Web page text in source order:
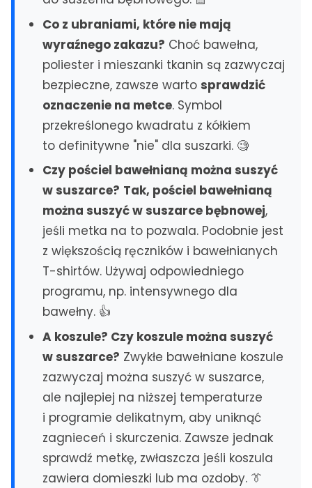
Pruszków
Wołomin
Ząbki
Zielonka
DOLNY ŚLĄSK
Naprawa Zmywarek Wrocław
Serwis AGD Wrocław
Legnica
Bolesławiec
Lubin
Polkowice
POMORZE
Gdańsk
Gdynia
Sopot
Pruszcz Gdański
Koszalin
WIELKOPOLSKA
Poznań
INNE REGIONY
Lublin
Rzeszów
Kielce
Opole
Co z ubraniami, które nie mają
wyraźnego zakazu? Choć bawełna,
poliester i mieszanki tkanin są zazwyczaj
bezpieczne, zawsze warto sprawdzić
oznaczenie na metce. Symbol
przekreślonego kwadratu z kółkiem
to definitywne "nie" dla suszarki. 🧐
Czy pościel bawełnianą można suszyć
w suszarce? Tak, pościel bawełnianą
można suszyć w suszarce bębnowej,
jeśli metka na to pozwala. Podobnie jest
z większością ręczników i bawełnianych
T-shirtów. Używaj odpowiedniego
programu, np. intensywnego dla
bawełny. 👍
A koszule? Czy koszule można suszyć
w suszarce? Zwykłe bawełniane koszule
zazwyczaj można suszyć w suszarce,
ale najlepiej na niższej temperaturze
i programie delikatnym, aby uniknąć
zagnieceń i skurczenia. Zawsze jednak
sprawdź metkę, zwłaszcza jeśli koszula
zawiera domieszki lub ma ozdoby. 👔